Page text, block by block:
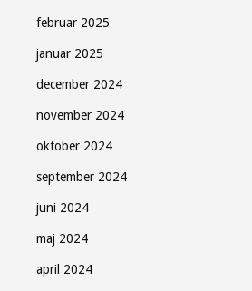
februar 2025
januar 2025
december 2024
november 2024
oktober 2024
september 2024
juni 2024
maj 2024
april 2024